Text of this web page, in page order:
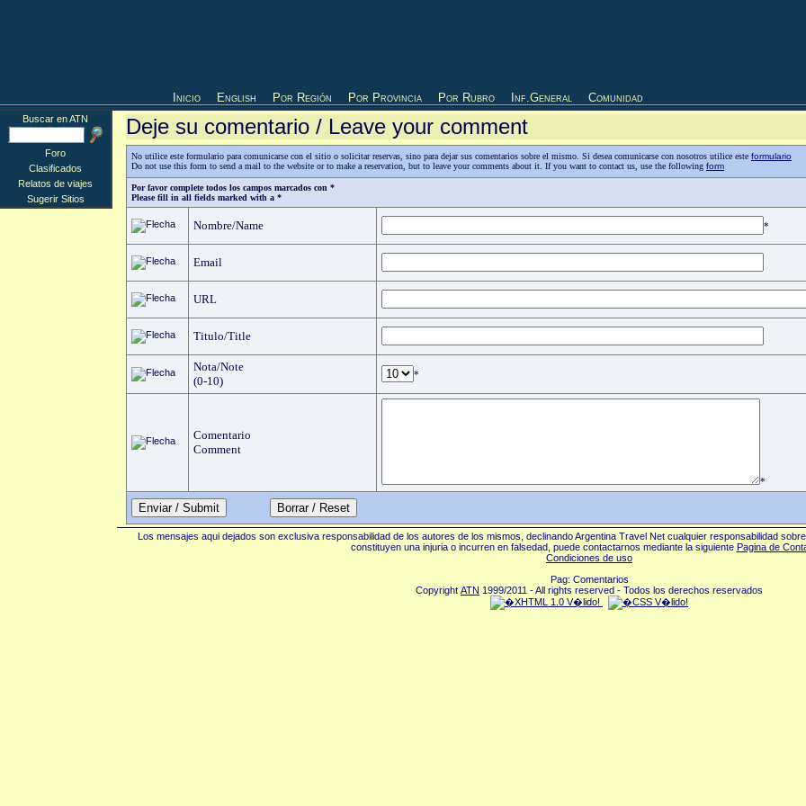
Inicio English Por Región Por Provincia Por Rubro Inf.General Comunidad
Deje su comentario / Leave your comment
No utilice este formulario para comunicarse con el sitio o solicitar reservas, sino para dejar sus comentarios sobre el mismo. Si desea comunicarse con nosotros utilice este formulario
Do not use this form to send a mail to the website or to make a reservation, but to leave your comments about it. If you want to contact us, use the following form
Por favor complete todos los campos marcados con *
Please fill in all fields marked with a *
Nombre/Name *
Email
URL
Titulo/Title
Nota/Note
(0-10)
*
Comentario
Comment
*
Enviar / Submit
Buscar en ATN
Foro
Clasificados
Relatos de viajes
Sugerir Sitios
Los mensajes aqui dejados son exclusiva responsabilidad de los autores de los mismos, declinando Argentina Travel Net cualquier responsabilidad
constituyen una injuria o incurren en falsedad, puede contactarnos mediante la siguiente Pagina de
Condiciones de uso
Pag: Comentarios
Copyright ATN 1999/2011 - All rights reserved - Todos los derechos reservados